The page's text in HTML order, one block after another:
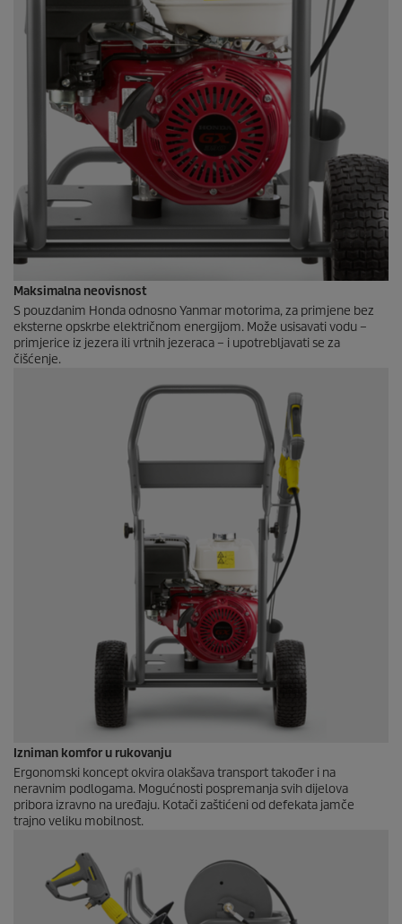
Maksimalna neovisnost
S pouzdanim Honda odnosno Yanmar motorima, za primjene bez
eksterne opskrbe električnom energijom. Može usisavati vodu –
primjerice iz jezera ili vrtnih jezeraca – i upotrebljavati se za
čišćenje.
Izniman komfor u rukovanju
Ergonomski koncept okvira olakšava transport također i na
neravnim podlogama. Mogućnosti pospremanja svih dijelova
pribora izravno na uređaju. Kotači zaštićeni od defekata jamče
trajno veliku mobilnost.